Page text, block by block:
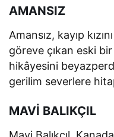
AMANSIZ
Amansız, kayıp
göreve çıkan eski
hikâyesini
gerilim severlere
MAVİ BALIKÇIL